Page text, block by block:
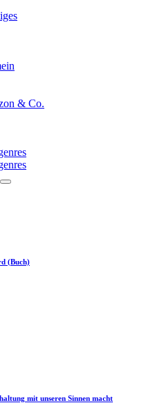
& Co.
(Buch)
mit unseren Sinnen macht